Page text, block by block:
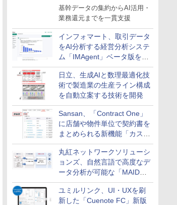
基幹データの集約からAI活用・
業務還元までを一貫支援
インフォマート、取引データ
をAI分析する経営分析システ
ム「IMAgent」ベータ版を提
供
日立、生成AIと数理最適化技
術で製造業の生産ライン構成
を自動立案する技術を開発
Sansan、「Contract One」
に店舗や物件単位で契約書を
まとめられる新機能「カスタ
ム契約ツリー」を追加
丸紅ネットワークソリューシ
ョンズ、自然言語で高度なデ
ータ分析が可能な「MAIDOA
AI ASSIST」を9月より提供
ユミルリンク、UI・UXを刷
新した「Cuenote FC」新版